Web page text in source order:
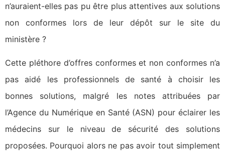
n’auraient-elles pas pu être plus attentives aux solutions
non conformes lors de leur dépôt sur le site du
ministère ?
Cette pléthore d’offres conformes et non conformes n’a
pas aidé les professionnels de santé à choisir les
bonnes solutions, malgré les notes attribuées par
l’Agence du Numérique en Santé (ASN) pour éclairer les
médecins sur le niveau de sécurité des solutions
proposées. Pourquoi alors ne pas avoir tout simplement